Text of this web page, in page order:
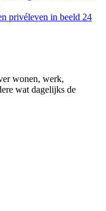
privéleven in beeld 24
wonen, werk,
wat dagelijks de